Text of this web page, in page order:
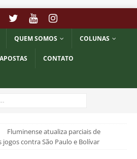
QUEM SOMOS COLUNAS
CONTATO
Fluminense atualiza parciais de
contra São Paulo e Bolívar